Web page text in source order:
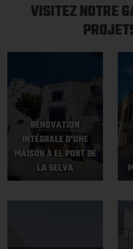
VISITEZ NOTRE
RÉNOVATION
INTÉGRALE D'UNE
MAISON À EL PORT DE
LA SELVA